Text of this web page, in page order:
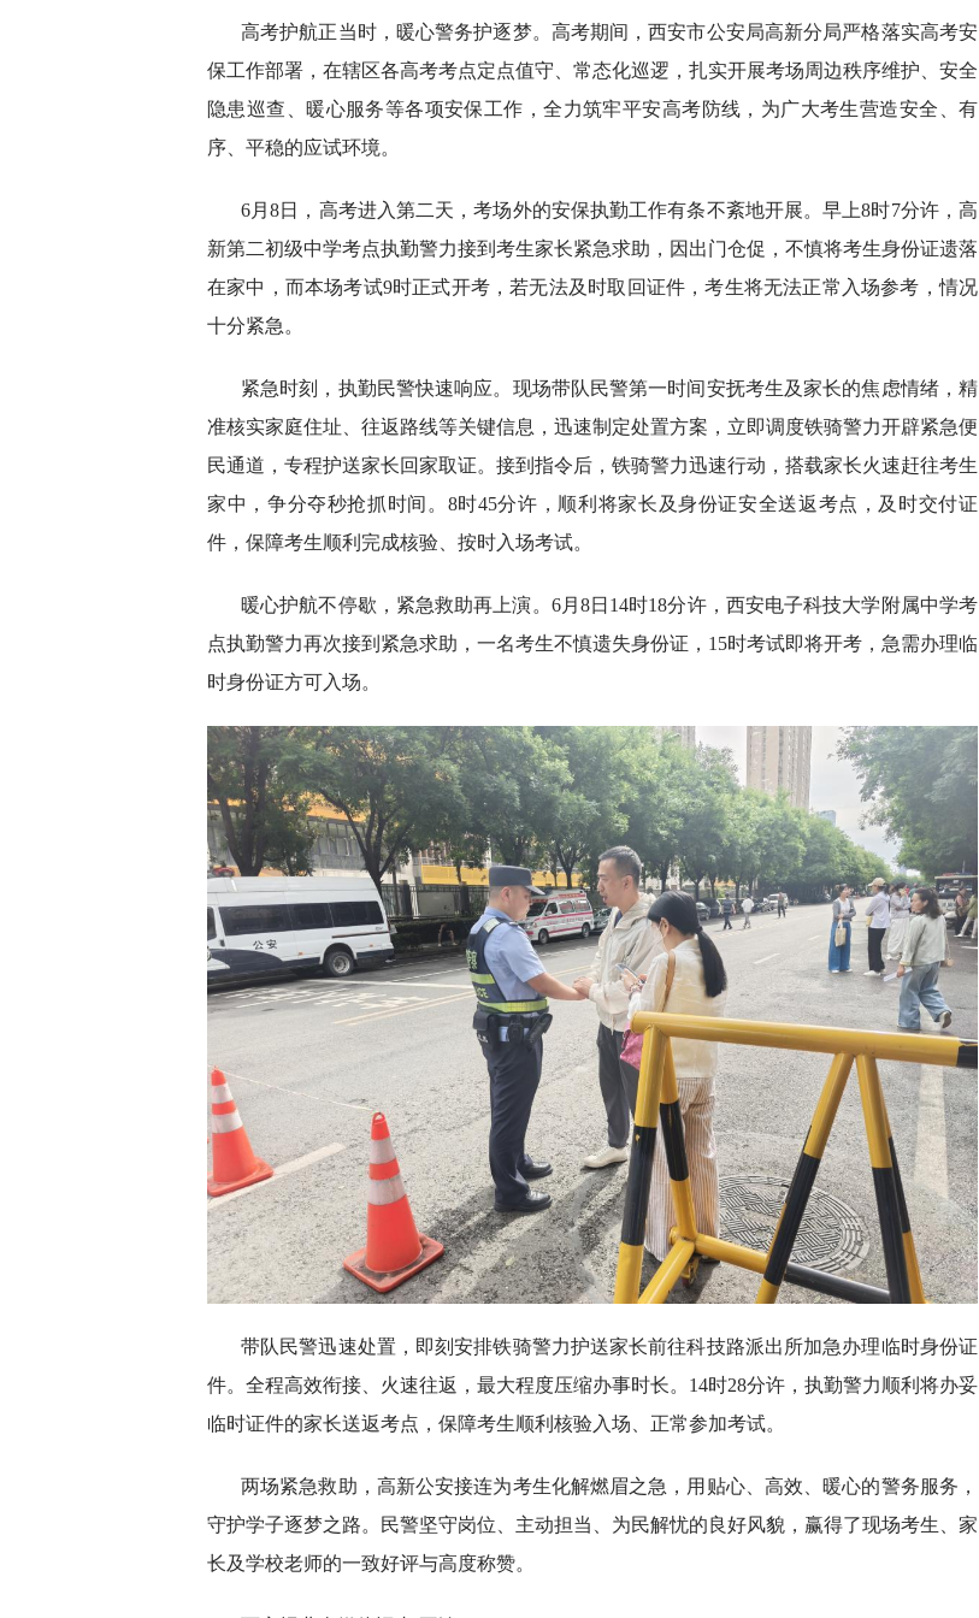
高考护航正当时，暖心警务护逐梦。高考期间，西安市公安局高新分局严格落实高考安
保工作部署，在辖区各高考考点定点值守、常态化巡逻，扎实开展考场周边秩序维护、安全
隐患巡查、暖心服务等各项安保工作，全力筑牢平安高考防线，为广大考生营造安全、有
序、平稳的应试环境。
6月8日，高考进入第二天，考场外的安保执勤工作有条不紊地开展。早上8时7分许，高
新第二初级中学考点执勤警力接到考生家长紧急求助，因出门仓促，不慎将考生身份证遗落
在家中，而本场考试9时正式开考，若无法及时取回证件，考生将无法正常入场参考，情况
十分紧急。
紧急时刻，执勤民警快速响应。现场带队民警第一时间安抚考生及家长的焦虑情绪，精
准核实家庭住址、往返路线等关键信息，迅速制定处置方案，立即调度铁骑警力开辟紧急便
民通道，专程护送家长回家取证。接到指令后，铁骑警力迅速行动，搭载家长火速赶往考生
家中，争分夺秒抢抓时间。8时45分许，顺利将家长及身份证安全送返考点，及时交付证
件，保障考生顺利完成核验、按时入场考试。
暖心护航不停歇，紧急救助再上演。6月8日14时18分许，西安电子科技大学附属中学考
点执勤警力再次接到紧急求助，一名考生不慎遗失身份证，15时考试即将开考，急需办理临
时身份证方可入场。
带队民警迅速处置，即刻安排铁骑警力护送家长前往科技路派出所加急办理临时身份证
件。全程高效衔接、火速往返，最大程度压缩办事时长。14时28分许，执勤警力顺利将办妥
临时证件的家长送返考点，保障考生顺利核验入场、正常参加考试。
两场紧急救助，高新公安接连为考生化解燃眉之急，用贴心、高效、暖心的警务服务，
守护学子逐梦之路。民警坚守岗位、主动担当、为民解忧的良好风貌，赢得了现场考生、家
长及学校老师的一致好评与高度称赞。